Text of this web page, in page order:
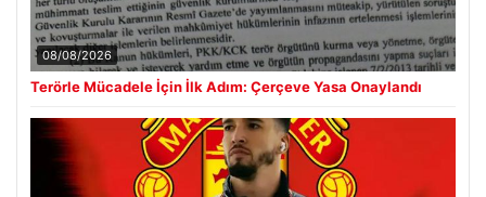
08/08/2026
Terörle Mücadele İçin İlk Adım: Çerçeve Yasa Onaylandı